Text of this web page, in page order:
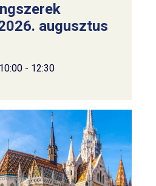
augusztus
- 12:30